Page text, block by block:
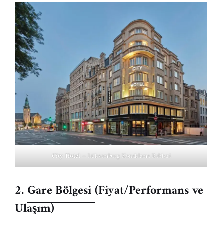
City Hotel– Lüksemburg Konaklama Rehberi
2.Gare Bölgesi(Fiyat/Performans ve
Ulaşım)